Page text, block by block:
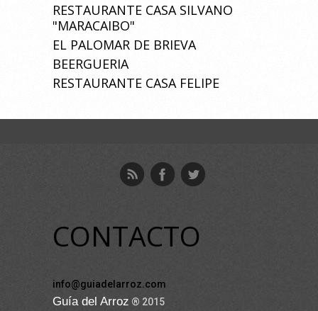
RESTAURANTE CASA SILVANO
"MARACAIBO"
EL PALOMAR DE BRIEVA
BEERGUERIA
RESTAURANTE CASA FELIPE
CONTACTO
info@guiadelarroz.com
Guía del Arroz ® 2015